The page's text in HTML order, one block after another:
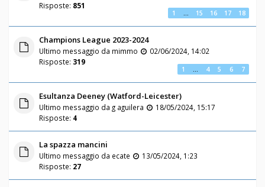
Risposte: 851
1 … 15 16 17 18
Champions League 2023-2024
Ultimo messaggio da mimmo
02/06/2024, 14:02
Risposte: 319
1 … 4 5 6 7
Esultanza Deeney (Watford-Leicester)
Ultimo messaggio da g aguilera
18/05/2024, 15:17
Risposte: 4
La spazza mancini
Ultimo messaggio da ecate
13/05/2024, 1:23
Risposte: 27